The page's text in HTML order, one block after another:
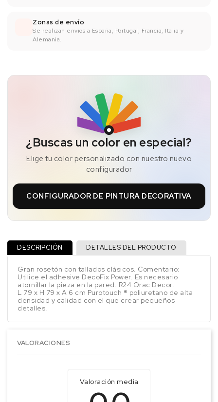
Zonas de envío
Se realizan envíos a España, Portugal, Francia, Italia y
Alemania.
¿Buscas un color en especial?
Elige tu color personalizado con nuestro nuevo
configurador
CONFIGURADOR DE PINTURA DECORATIVA
DESCRIPCIÓN DETALLES DEL PRODUCTO
Gran rosetón con tallados clásicos. Comentario:
Utilice el adhesive DecoFix Power. Es necesario
atornillar la pieza en la pared. R24 Orac Decor.
L 79 x H 79 x A 6 cm Purotouch ® poliuretano de alta
densidad y calidad con el que crear pequeños
detalles.
VALORACIONES
Valoración media